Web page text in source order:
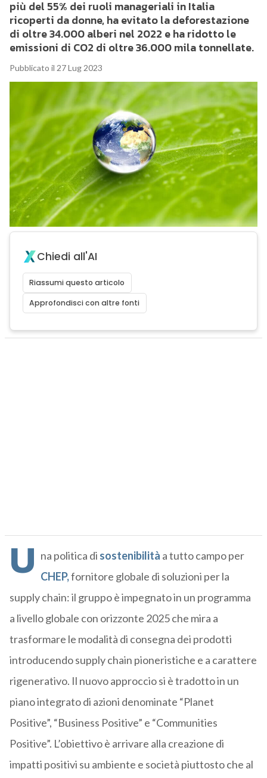
più del 55% dei ruoli manageriali in Italia
ricoperti da donne, ha evitato la deforestazione
di oltre 34.000 alberi nel 2022 e ha ridotto le
emissioni di CO2 di oltre 36.000 mila tonnellate.
Pubblicato il 27 Lug 2023
Chiedi all'AI
Riassumi questo articolo
Approfondisci con altre fonti
U na politica di sostenibilità a tutto campo per
CHEP,fornitore globale di soluzioni per la
supply chain: il gruppo è impegnato in un programma
a livello globale con orizzonte 2025 che mira a
trasformare le modalità di consegna dei prodotti
introducendo supply chain pioneristiche e a carattere
rigenerativo. Il nuovo approccio si è tradotto in un
piano integrato di azioni denominate “Planet
Positive”, “Business Positive” e “Communities
Positive”. L’obiettivo è arrivare alla creazione di
impatti positivi su ambiente e società piuttosto che al